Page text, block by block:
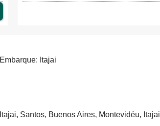
Embarque: Itajai
Itajai, Santos, Buenos Aires, Montevidéu, Itajai